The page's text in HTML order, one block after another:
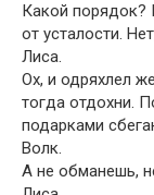
Какой порядок?
от усталости.
Лиса.
Ох, и одряхлел
тогда отдохни.
подарками
Волк.
А не обманешь,